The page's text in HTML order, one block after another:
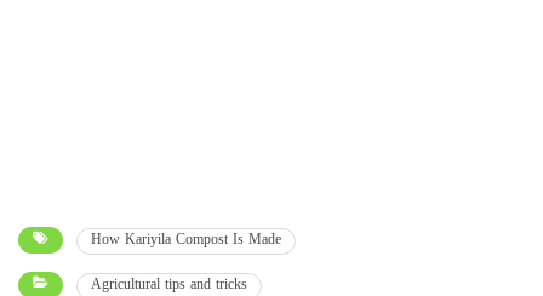
How Kariyila Compost Is Made
Agricultural tips and tricks